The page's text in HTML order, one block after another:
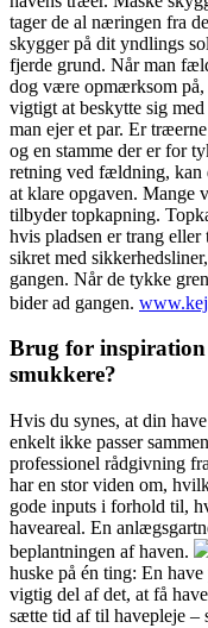
tager de al næringen fra
skygger på dit yndlings
fjerde grund. Når man
dog være opmærksom
vigtigt at beskytte sig
man ejer et par. Er
og en stamme der er for
retning ved fældning, kan
at klare opgaven. Mange
tilbyder topkapning.
hvis pladsen er trang
sikret med
gangen. Når de tykke
bider ad gangen.
Brug for
smukkere?
Hvis du synes, at din
enkelt ikke passer
professionel rådgivning
har en stor viden om,
gode inputs i forhold til,
haveareal. En
beplantningen af haven.
huske på én ting: En
vigtig del af det, at få
sætte tid af til havepleje –